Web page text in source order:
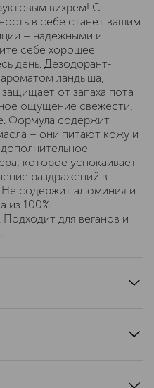
вихрем! С
в себе станет вашим
– надежными и
себе хорошее
день. Дезодорант-
ландыша,
от запаха пота
ощущение свежести,
Формула содержит
– они питают кожу и
которое успокаивает
раздражений в
содержит алюминия и
из 100%
для веганов и